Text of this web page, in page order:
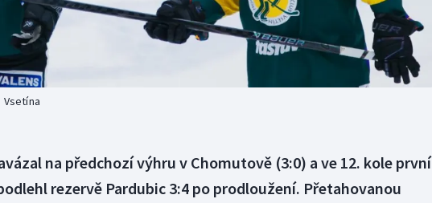
Vsetína
na předchozí výhru v Chomutově (3:0) a ve 12. kole první
rezervě Pardubic 3:4 po prodloužení. Přetahovanou